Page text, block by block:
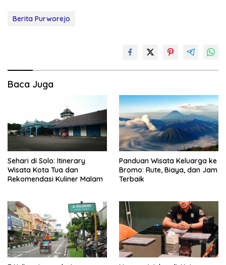
Berita Purworejo
Baca Juga
Sehari di Solo: Itinerary
Wisata Kota Tua dan
Rekomendasi Kuliner Malam
Panduan Wisata Keluarga ke
Bromo: Rute, Biaya, dan Jam
Terbaik